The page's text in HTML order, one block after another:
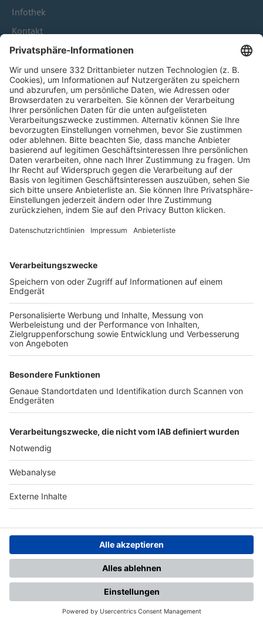
Infothek
Kontakt
HÄUFIG BESUCHTE SEITEN
Pässe und Vereinswechsel
Trainerausbildung
Schulungsangebot Vereinsmitarbeiter
BFV-Geschäftsstellen
Trainerbörse
Login SpielPlus
FOLGE DEM BFV
TOP-VEREINE
TOP-PARTNER
Nutzungsbedingungen Datenschutz Impressum